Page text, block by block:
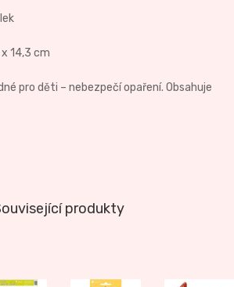
x 14,3 cm
pro děti – nebezpečí opaření. Obsahuje
produkty